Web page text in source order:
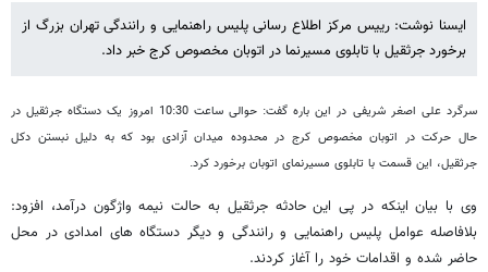
ایسنا نوشت: رییس مرکز اطلاع رسانی پلیس راهنمایی و رانندگی تهران بزرگ از
برخورد جرثقیل با تابلوی مسیرنما در اتوبان مخصوص کرج خبر داد.
سرگرد علی اصغر شریفی در این باره گفت: حوالی ساعت 10:30 امروز یک دستگاه جرثقیل در
حال حرکت در اتوبان مخصوص کرج در محدوده میدان آزادی بود که به دلیل نبستن دکل
جرثقیل، این قسمت با تابلوی مسیرنمای اتوبان برخورد کرد.
وی با بیان اینکه در پی این حادثه جرثقیل به حالت نیمه واژگون درآمد، افزود:
بلافاصله عوامل پلیس راهنمایی و رانندگی و دیگر دستگاه های امدادی در محل
حاضر شده و اقدامات خود را آغاز کردند.